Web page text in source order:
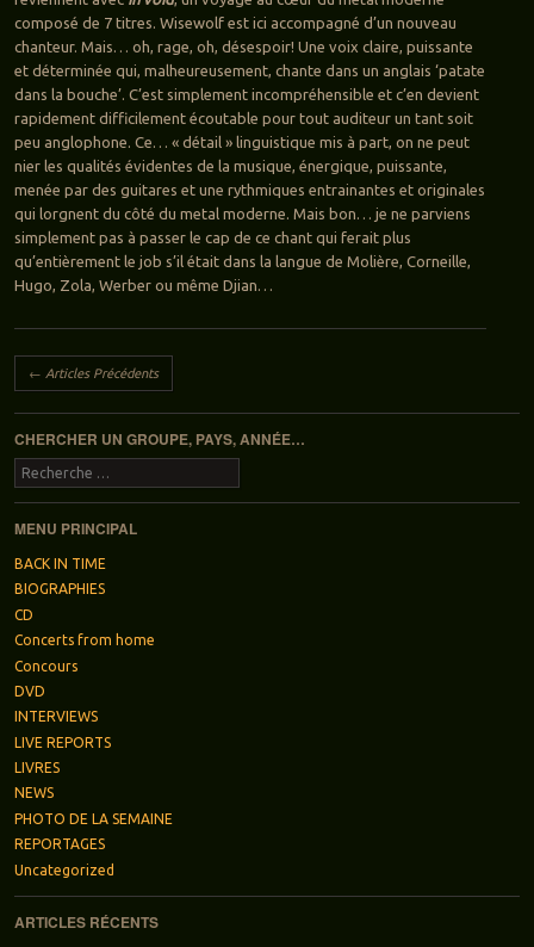
composé de 7 titres. Wisewolf est ici accompagné d’un nouveau
chanteur. Mais… oh, rage, oh, désespoir! Une voix claire, puissante
et déterminée qui, malheureusement, chante dans un anglais ‘patate
dans la bouche’. C’est simplement incompréhensible et c’en devient
rapidement difficilement écoutable pour tout auditeur un tant soit
peu anglophone. Ce… « détail » linguistique mis à part, on ne peut
nier les qualités évidentes de la musique, énergique, puissante,
menée par des guitares et une rythmiques entrainantes et originales
qui lorgnent du côté du metal moderne. Mais bon… je ne parviens
simplement pas à passer le cap de ce chant qui ferait plus
qu’entièrement le job s’il était dans la langue de Molière, Corneille,
Hugo, Zola, Werber ou même Djian…
Navigation des articles
← Articles Précédents
CHERCHER UN GROUPE, PAYS, ANNÉE…
Recherche
MENU PRINCIPAL
BACK IN TIME
BIOGRAPHIES
CD
Concerts from home
Concours
DVD
INTERVIEWS
LIVE REPORTS
LIVRES
NEWS
PHOTO DE LA SEMAINE
REPORTAGES
Uncategorized
ARTICLES RÉCENTS